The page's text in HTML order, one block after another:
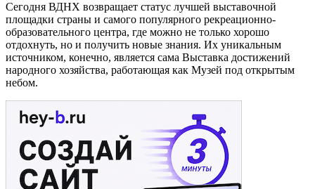
Сегодня ВДНХ возвращает статус лучшей выставочной
площадки страны и самого популярного рекреационно-
образовательного центра, где можно не только хорошо
отдохнуть, но и получить новые знания. Их уникальным
источником, конечно, является сама Выставка достижений
народного хозяйства, работающая как Музей под открытым
небом.